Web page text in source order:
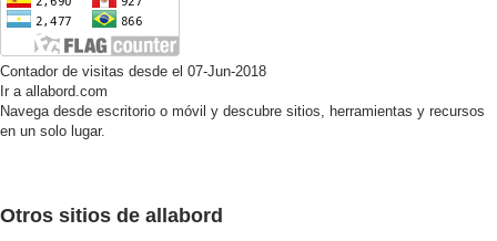
Contador de visitas desde el 07-Jun-2018
Ir a allabord.com
Navega desde escritorio o móvil y descubre sitios, herramientas y recursos
en un solo lugar.
Otros sitios de allabord